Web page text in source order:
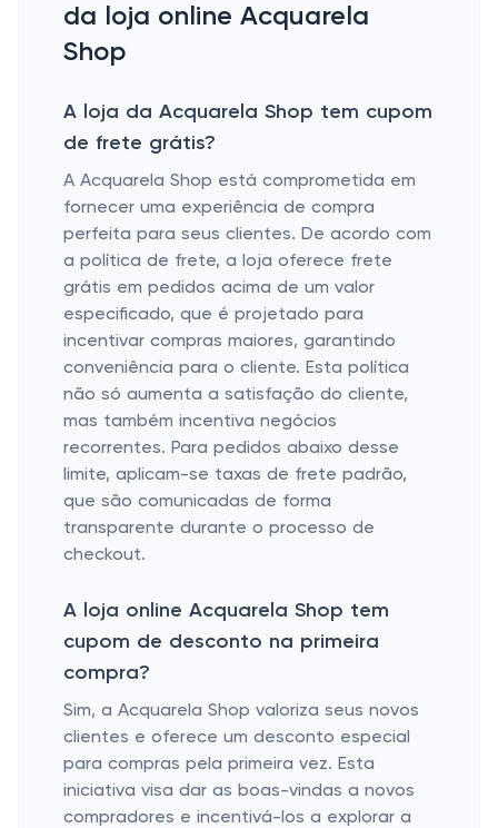
da loja online Acquarela
Shop
A loja da Acquarela Shop tem cupom
de frete grátis?
A Acquarela Shop está comprometida em
fornecer uma experiência de compra
perfeita para seus clientes. De acordo com
a política de frete, a loja oferece frete
grátis em pedidos acima de um valor
especificado, que é projetado para
incentivar compras maiores, garantindo
conveniência para o cliente. Esta política
não só aumenta a satisfação do cliente,
mas também incentiva negócios
recorrentes. Para pedidos abaixo desse
limite, aplicam-se taxas de frete padrão,
que são comunicadas de forma
transparente durante o processo de
checkout.
A loja online Acquarela Shop tem
cupom de desconto na primeira
compra?
Sim, a Acquarela Shop valoriza seus novos
clientes e oferece um desconto especial
para compras pela primeira vez. Esta
iniciativa visa dar as boas-vindas a novos
compradores e incentivá-los a explorar a